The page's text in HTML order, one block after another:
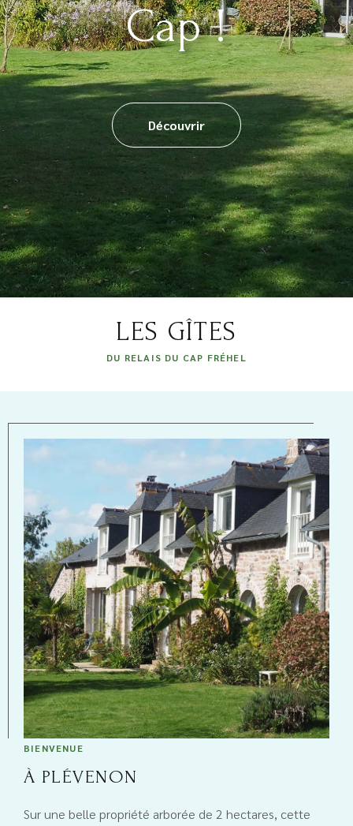
Cap !
Découvrir
LES GÎTES
DU RELAIS DU CAP FRÉHEL
BIENVENUE
À PLÉVENON
Sur une belle propriété arborée de 2 hectares, cette